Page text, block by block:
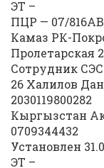
ЭТ –
ПЦР — 07/
Камаз РК-
Пролетарская
Сотрудник
26 Халилов
2030119800282
Кыргызстан
0709344432
Установлен
ЭТ –